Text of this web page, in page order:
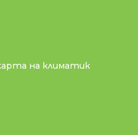
на климатик